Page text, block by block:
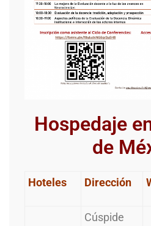
Hospedaje
de
Hoteles Dirección
Cúspide